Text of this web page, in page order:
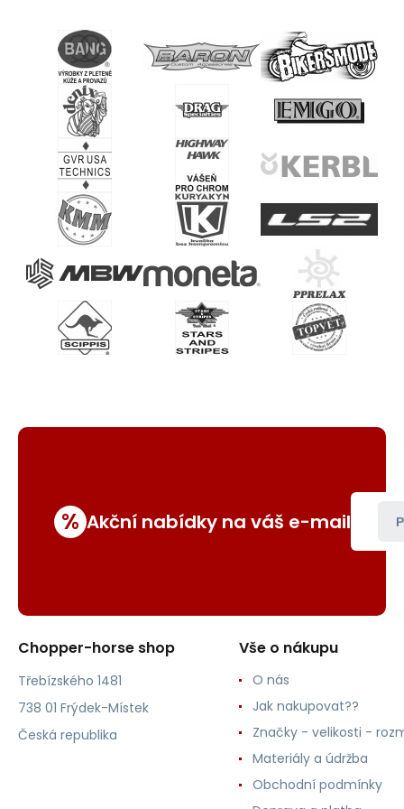
% Akční nabídky na váš e-mail
Chopper-horse shop
Třebízského 1481
738 01 Frýdek-Místek
Česká republika
Vše o nákupu
O nás
Jak nakupovat??
Značky - velikosti -
Materiály a údržba
Obchodní podmínky